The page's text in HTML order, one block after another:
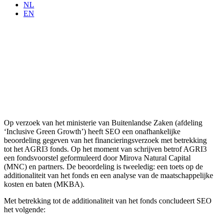
NL
EN
Op verzoek van het ministerie van Buitenlandse Zaken (afdeling
‘Inclusive Green Growth’) heeft SEO een onafhankelijke
beoordeling gegeven van het financieringsverzoek met betrekking
tot het AGRI3 fonds. Op het moment van schrijven betrof AGRI3
een fondsvoorstel geformuleerd door Mirova Natural Capital
(MNC) en partners. De beoordeling is tweeledig: een toets op de
additionaliteit van het fonds en een analyse van de maatschappelijke
kosten en baten (MKBA).
Met betrekking tot de additionaliteit van het fonds concludeert SEO
het volgende: